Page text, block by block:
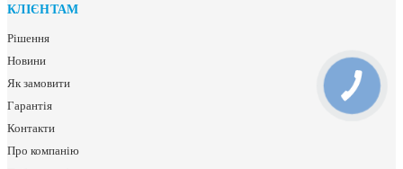
КЛІЄНТАМ
Рішення
Новини
Як замовити
Гарантія
Контакти
Про компанію